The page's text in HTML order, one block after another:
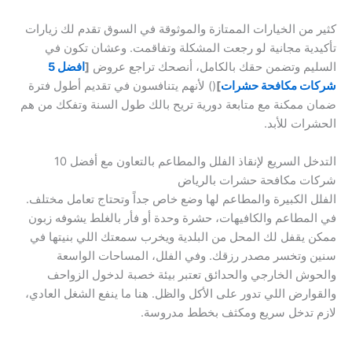
كثير من الخيارات الممتازة والموثوقة في السوق تقدم لك زيارات
تأكيدية مجانية لو رجعت المشكلة وتفاقمت. وعشان تكون في
السليم وتضمن حقك بالكامل، أنصحك تراجع عروض [
افضل 5
شركات مكافحة حشرات]() لأنهم يتنافسون في تقديم أطول فترة
ضمان ممكنة مع متابعة دورية تريح بالك طول السنة وتفكك من هم
الحشرات للأبد.
التدخل السريع لإنقاذ الفلل والمطاعم بالتعاون مع أفضل 10
شركات مكافحة حشرات بالرياض
الفلل الكبيرة والمطاعم لها وضع خاص جداً وتحتاج تعامل مختلف.
في المطاعم والكافيهات، حشرة وحدة أو فأر بالغلط يشوفه زبون
ممكن يقفل لك المحل من البلدية ويخرب سمعتك اللي بنيتها في
سنين وتخسر مصدر رزقك. وفي الفلل، المساحات الواسعة
والحوش الخارجي والحدائق تعتبر بيئة خصبة لدخول الزواحف
والقوارض اللي تدور على الأكل والظل. هنا ما ينفع الشغل العادي،
لازم تدخل سريع ومكثف بخطط مدروسة.